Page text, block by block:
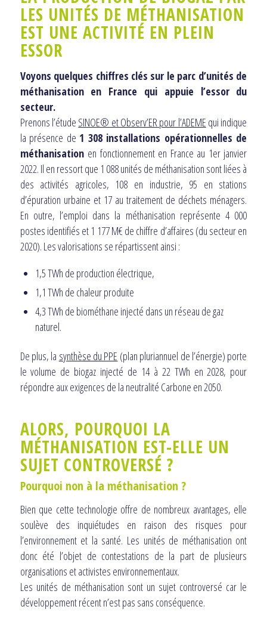
LES UNITÉS DE MÉTHANISATION
EST UNE ACTIVITÉ EN PLEIN
ESSOR
Voyons quelques chiffres clés sur le parc d’unités de
méthanisation en France qui appuie l’essor du
secteur.
Prenons l’étude SINOE® et Observ’ER pour l’ADEME qui indique
la présence de 1 308 installations opérationnelles de
méthanisation en fonctionnement en France au 1er janvier
2022. Il en ressort que 1 088 unités de méthanisation sont liées à
des activités agricoles, 108 en industrie, 95 en stations
d’épuration urbaine et 17 au traitement de déchets ménagers.
En outre, l’emploi dans la méthanisation représente 4 000
postes identifiés et 1 177 M€ de chiffre d’affaires (du secteur en
2020). Les valorisations se répartissent ainsi :
1,5 TWh de production électrique,
1,1 TWh de chaleur produite
4,3 TWh de biométhane injecté dans un réseau de gaz
naturel.
De plus, la synthèse du PPE (plan pluriannuel de l’énergie) porte
le volume de biogaz injecté de 14 à 22 TWh en 2028, pour
répondre aux exigences de la neutralité Carbone en 2050.
ALORS, POURQUOI LA
MÉTHANISATION EST-ELLE UN
SUJET CONTROVERSÉ ?
Pourquoi non à la méthanisation ?
Bien que cette technologie offre de nombreux avantages, elle
soulève des inquiétudes en raison des risques pour
l’environnement et la santé. Les unités de méthanisation ont
donc été l’objet de contestations de la part de plusieurs
organisations et activistes environnementaux.
Les unités de méthanisation sont un sujet controversé car le
développement récent n’est pas sans conséquence.